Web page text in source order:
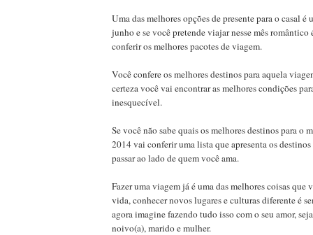
Uma das melhores opções de presente para o casal é
junho e se você pretende viajar nesse mês romântico
conferir os melhores pacotes de viagem.
Você confere os melhores destinos para aquela
certeza você vai encontrar as melhores condições
inesquecível.
Se você não sabe quais os melhores destinos para o
2014 vai conferir uma lista que apresenta os
passar ao lado de quem você ama.
Fazer uma viagem já é uma das melhores coisas que
vida, conhecer novos lugares e culturas diferente é
agora imagine fazendo tudo isso com o seu amor,
noivo(a), marido e mulher.